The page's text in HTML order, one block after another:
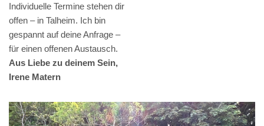
Individuelle Termine stehen dir
offen – in Talheim. Ich bin
gespannt auf deine Anfrage –
für einen offenen Austausch.
Aus Liebe zu deinem Sein,
Irene Matern